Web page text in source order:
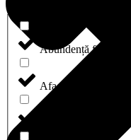
Abundență financiară
Afaceri și carieră